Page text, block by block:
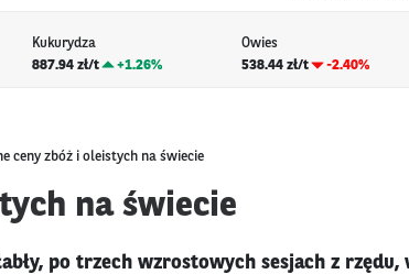
Kukurydza
887.94 zł/t
+1.26%
Owies
538.44 zł/t
-2.40%
ceny zbóż i oleistych na świecie
na świecie
po trzech wzrostowych sesjach z rzędu,